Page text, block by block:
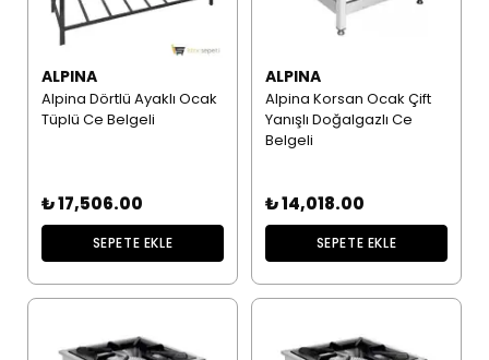
ALPINA
Alpina Dörtlü Ayaklı Ocak
Tüplü Ce Belgeli
₺ 17,506.00
SEPETE EKLE
ALPINA
Alpina Korsan Ocak Çift
Yanışlı Doğalgazlı Ce
Belgeli
₺ 14,018.00
SEPETE EKLE